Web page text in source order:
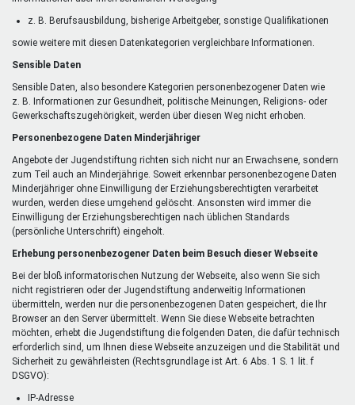
z. B. Berufsausbildung, bisherige Arbeitgeber, sonstige Qualifikationen
sowie weitere mit diesen Datenkategorien vergleichbare Informationen.
Sensible Daten
Sensible Daten, also besondere Kategorien personenbezogener Daten wie
z. B. Informationen zur Gesundheit, politische Meinungen, Religions- oder
Gewerkschaftszugehörigkeit, werden über diesen Weg nicht erhoben.
Personenbezogene Daten Minderjähriger
Angebote der Jugendstiftung richten sich nicht nur an Erwachsene, sondern
zum Teil auch an Minderjährige. Soweit erkennbar personenbezogene Daten
Minderjähriger ohne Einwilligung der Erziehungsberechtigten verarbeitet
wurden, werden diese umgehend gelöscht. Ansonsten wird immer die
Einwilligung der Erziehungsberechtigen nach üblichen Standards
(persönliche Unterschrift) eingeholt.
Erhebung personenbezogener Daten beim Besuch dieser Webseite
Bei der bloß informatorischen Nutzung der Webseite, also wenn Sie sich
nicht registrieren oder der Jugendstiftung anderweitig Informationen
übermitteln, werden nur die personenbezogenen Daten gespeichert, die Ihr
Browser an den Server übermittelt. Wenn Sie diese Webseite betrachten
möchten, erhebt die Jugendstiftung die folgenden Daten, die dafür technisch
erforderlich sind, um Ihnen diese Webseite anzuzeigen und die Stabilität und
Sicherheit zu gewährleisten (Rechtsgrundlage ist Art. 6 Abs. 1 S. 1 lit. f
DSGVO):
IP-Adresse